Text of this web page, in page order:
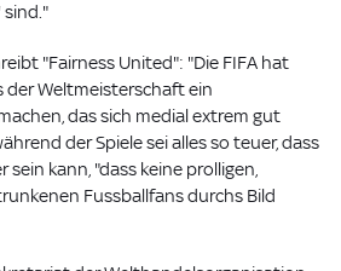
sind."
"Fairness United": "Die FIFA hat
der Weltmeisterschaft ein
das sich medial extrem gut
der Spiele sei alles so teuer, dass
sein kann, "dass keine prolligen,
Fussballfans durchs Bild